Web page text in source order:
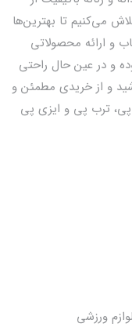
می‌کنیم تا بهترین‌ها
و ارائه محصولاتی
و در عین حال راحتی
و از خریدی مطمئن و
پی، ترب پی و ایزی پی
ورزشی